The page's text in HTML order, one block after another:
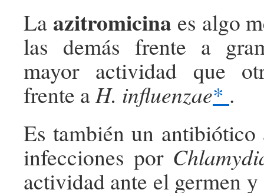
La azitromicina es algo
las demás frente a
mayor actividad que
frente aH. influenzae* .
Es también un antibiótico
infecciones por
actividad ante el germen